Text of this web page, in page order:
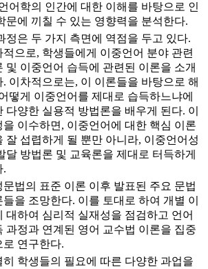
어학의 인간에 대한 이해를 바탕으로 인
문에 끼칠 수 있는 영향력을 분석한다.
정은 두 가지 측면에 역점을 두고 있다.
적으로, 학생들에게 이중언어 분야 관련
및 이중언어 습득에 관련된 이론을 소개
. 이차적으로는, 이 이론들을 바탕으로 해
떻게 이중언어를 제대로 습득하느냐에
다양한 실용적 방법론을 배우게 된다. 이
을 이수하면, 이중언어에 대한 핵심 이론
잘 섭렵하게 될 뿐만 아니라, 이중언어성
달 방법론 및 교육론을 제대로 터득하게
.
문법의 표준 이론 이후 발표된 주요 문법
들을 조망한다. 이를 토대로 하여 개별 이
대하여 심리적 실재성을 점검하고 언어
과정과 연계된 영어 교수법 이론을 집중
로 연구한다.
히 학생들의 필요에 따른 다양한 과업을